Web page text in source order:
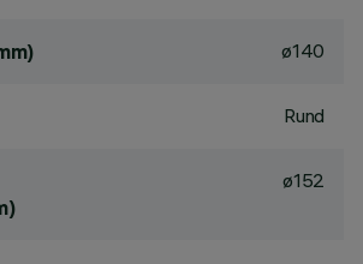
ø140
Rund
ø152